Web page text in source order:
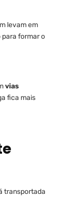
levam em
formar o
vias
fica mais
transportada